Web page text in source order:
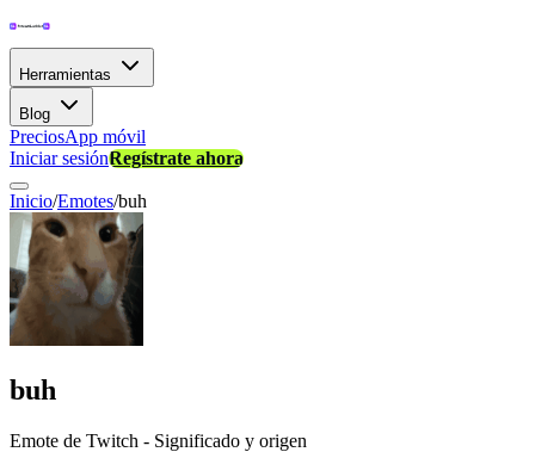
Herramientas
Blog
PreciosApp móvil
Iniciar sesiónRegístrate ahora
Inicio/Emotes/buh
buh
Emote de Twitch - Significado y origen